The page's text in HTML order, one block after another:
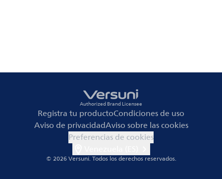
Authorized Brand Licensee
Registra tu productoCondiciones de uso
Aviso de privacidadAviso sobre las cookies
Preferencias de cookies
© 2026 Versuni.Todos los derechos reservados.